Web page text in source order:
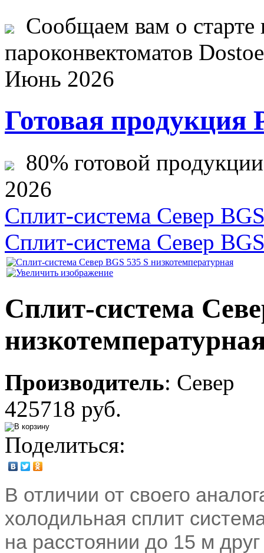
Сообщаем вам о старте
пароконвектоматов
Июнь 2026
Готовая продукция
80% готовой
2026
Сплит-система Cевер
Сплит-система Cевер
Сплит-система
Производитель: Север
425718 руб.
Поделиться:
В отличии от своего
холодильная сплит
на расстоянии до 15 м